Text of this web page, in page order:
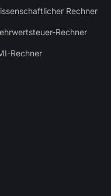
Rechner
Rechner
Rechner